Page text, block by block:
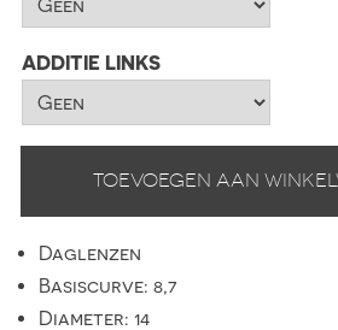
Daglenzen
Basiscurve: 8,7
Diameter: 14
ADDITIE LINKS
Toevoegen aan